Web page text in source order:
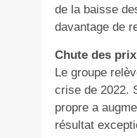
de la baisse
davantage de
Chute des prix
Le groupe
crise de 2022.
propre a
résultat